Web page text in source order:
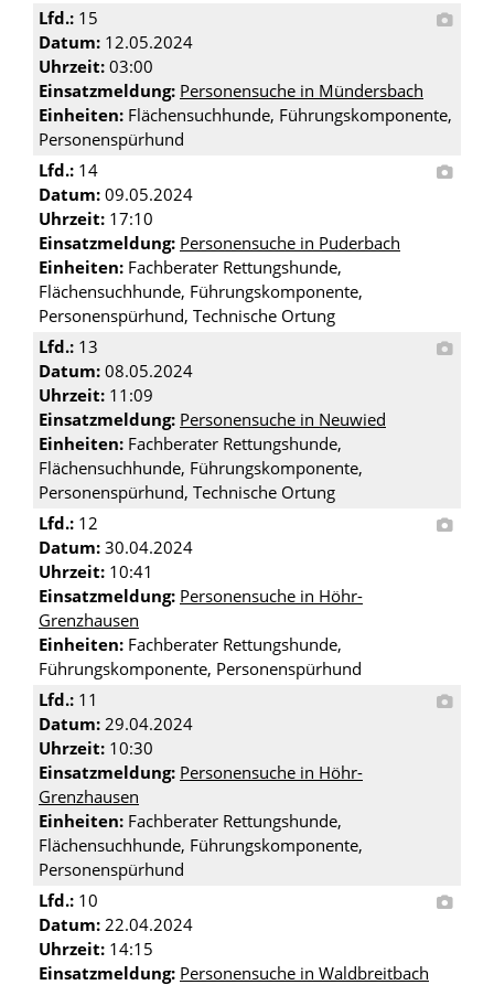
Lfd.: 15
Datum: 12.05.2024
Uhrzeit: 03:00
Einsatzmeldung: Personensuche in Mündersbach
Einheiten: Flächensuchhunde, Führungskomponente,
Personenspürhund
Lfd.: 14
Datum: 09.05.2024
Uhrzeit: 17:10
Einsatzmeldung: Personensuche in Puderbach
Einheiten: Fachberater Rettungshunde,
Flächensuchhunde, Führungskomponente,
Personenspürhund, Technische Ortung
Lfd.: 13
Datum: 08.05.2024
Uhrzeit: 11:09
Einsatzmeldung: Personensuche in Neuwied
Einheiten: Fachberater Rettungshunde,
Flächensuchhunde, Führungskomponente,
Personenspürhund, Technische Ortung
Lfd.: 12
Datum: 30.04.2024
Uhrzeit: 10:41
Einsatzmeldung: Personensuche in Höhr-
Grenzhausen
Einheiten: Fachberater Rettungshunde,
Führungskomponente, Personenspürhund
Lfd.: 11
Datum: 29.04.2024
Uhrzeit: 10:30
Einsatzmeldung: Personensuche in Höhr-
Grenzhausen
Einheiten: Fachberater Rettungshunde,
Flächensuchhunde, Führungskomponente,
Personenspürhund
Lfd.: 10
Datum: 22.04.2024
Uhrzeit: 14:15
Einsatzmeldung: Personensuche in Waldbreitbach